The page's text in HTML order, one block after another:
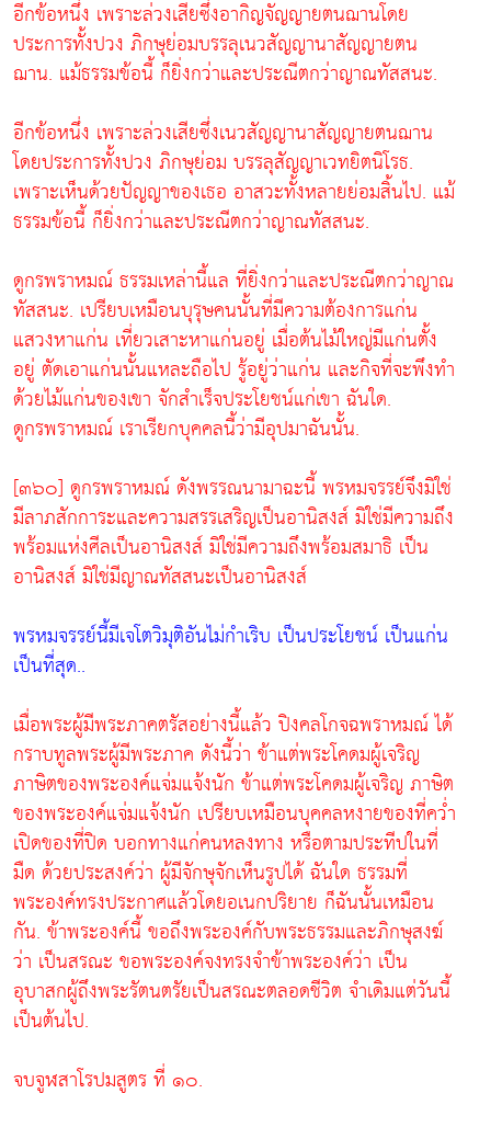
อีกข้อหนึ่ง เพราะล่วงเสียซึ่งอากิญจัญญายตนฌานโดย
ประการทั้งปวง ภิกษุย่อมบรรลุเนวสัญญานาสัญญายตน
ฌาน. แม้ธรรมข้อนี้ ก็ยิ่งกว่าและประณีตกว่าญาณทัสสนะ.
อีกข้อหนึ่ง เพราะล่วงเสียซึ่งเนวสัญญานาสัญญายตนฌาน
โดยประการทั้งปวง ภิกษุย่อม บรรลุสัญญาเวทยิตนิโรธ.
เพราะเห็นด้วยปัญญาของเธอ อาสวะทั้งหลายย่อมสิ้นไป. แม้
ธรรมข้อนี้ ก็ยิ่งกว่าและประณีตกว่าญาณทัสสนะ.
ดูกรพราหมณ์ ธรรมเหล่านี้แล ที่ยิ่งกว่าและประณีตกว่าญาณ
ทัสสนะ. เปรียบเหมือนบุรุษคนนั้นที่มีความต้องการแก่น
แสวงหาแก่น เที่ยวเสาะหาแก่นอยู่ เมื่อต้นไม้ใหญ่มีแก่นตั้ง
อยู่ ตัดเอาแก่นนั้นแหละถือไป รู้อยู่ว่าแก่น และกิจที่จะพึงทำ
ด้วยไม้แก่นของเขา จักสำเร็จประโยชน์แก่เขา ฉันใด.
ดูกรพราหมณ์ เราเรียกบุคคลนี้ว่ามีอุปมาฉันนั้น.
[๓๖๐] ดูกรพราหมณ์ ดังพรรณนามาฉะนี้ พรหมจรรย์จึงมิใช่
มีลาภสักการะและความสรรเสริญเป็นอานิสงส์ มิใช่มีความถึง
พร้อมแห่งศีลเป็นอานิสงส์ มิใช่มีความถึงพร้อมสมาธิ เป็น
อานิสงส์ มิใช่มีญาณทัสสนะเป็นอานิสงส์
พรหมจรรย์นี้มีเจโตวิมุติอันไม่กำเริบ เป็นประโยชน์ เป็นแก่น
เป็นที่สุด..
เมื่อพระผู้มีพระภาคตรัสอย่างนี้แล้ว ปิงคลโกจฉพราหมณ์ ได้
กราบทูลพระผู้มีพระภาค ดังนี้ว่า ข้าแต่พระโคดมผู้เจริญ
ภาษิตของพระองค์แจ่มแจ้งนัก ข้าแต่พระโคดมผู้เจริญ ภาษิต
ของพระองค์แจ่มแจ้งนัก เปรียบเหมือนบุคคลหงายของที่คว่ำ
เปิดของที่ปิด บอกทางแก่คนหลงทาง หรือตามประทีปในที่
มืด ด้วยประสงค์ว่า ผู้มีจักษุจักเห็นรูปได้ ฉันใด ธรรมที่
พระองค์ทรงประกาศแล้วโดยอเนกปริยาย ก็ฉันนั้นเหมือน
กัน. ข้าพระองค์นี้ ขอถึงพระองค์กับพระธรรมและภิกษุสงฆ์
ว่า เป็นสรณะ ขอพระองค์จงทรงจำข้าพระองค์ว่า เป็น
อุบาสกผู้ถึงพระรัตนตรัยเป็นสรณะตลอดชีวิต จำเดิมแต่วันนี้
เป็นต้นไป.
จบจูฬสาโรปมสูตร ที่ ๑๐.